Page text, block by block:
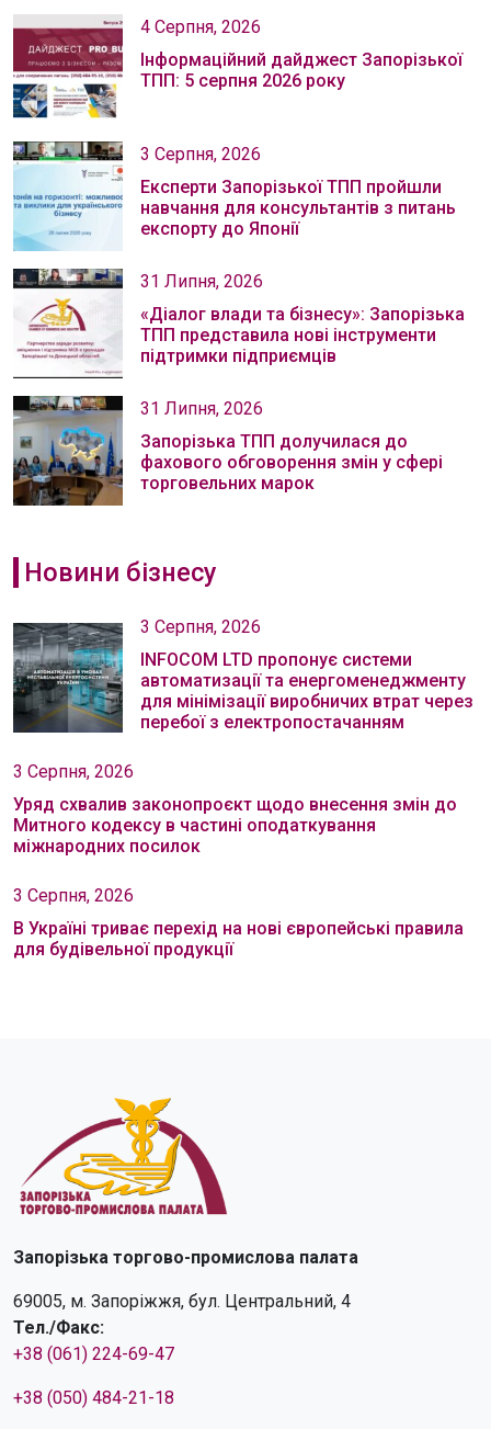
4 Серпня, 2026
Інформаційний дайджест Запорізької
ТПП: 5 серпня 2026 року
3 Серпня, 2026
Експерти Запорізької ТПП пройшли
навчання для консультантів з питань
експорту до Японії
31 Липня, 2026
«Діалог влади та бізнесу»: Запорізька
ТПП представила нові інструменти
підтримки підприємців
31 Липня, 2026
Запорізька ТПП долучилася до
фахового обговорення змін у сфері
торговельних марок
Новини бізнесу
3 Серпня, 2026
INFOCOM LTD пропонує системи
автоматизації та енергоменеджменту
для мінімізації виробничих втрат через
перебої з електропостачанням
3 Серпня, 2026
Уряд схвалив законопроєкт щодо внесення змін до
Митного кодексу в частині оподаткування
міжнародних посилок
3 Серпня, 2026
В Україні триває перехід на нові європейські правила
для будівельної продукції
Запорізька торгово-промислова палата
69005, м. Запоріжжя, бул. Центральний, 4
Тел./Факс:
+38 (061) 224-69-47
+38 (050) 484-21-18